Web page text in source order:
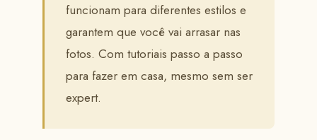
funcionam para diferentes estilos e
garantem que você vai arrasar nas
fotos. Com tutoriais passo a passo
para fazer em casa, mesmo sem ser
expert.